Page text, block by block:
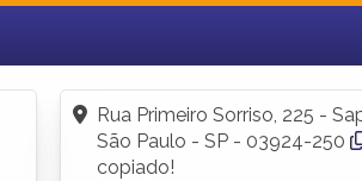
Fazer login
Criar conta
Rua Primeiro Sorriso, 225 -
São Paulo - SP - 03924-250
copiado!